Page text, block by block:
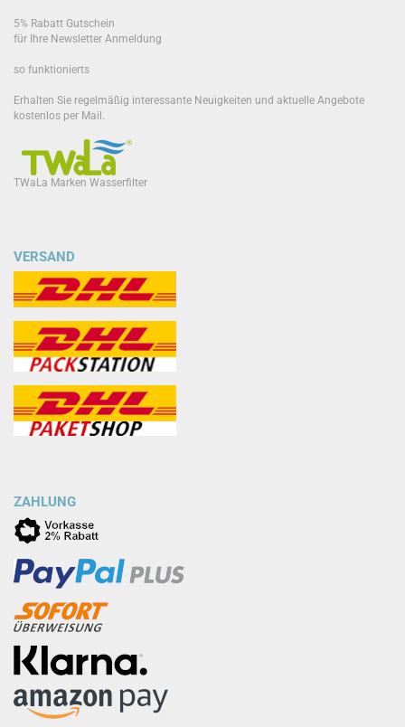
5% Rabatt Gutschein
für Ihre Newsletter Anmeldung
so funktionierts
Erhalten Sie regelmäßig interessante Neuigkeiten und aktuelle Angebote
kostenlos per Mail.
TWaLa Marken Wasserfilter
VERSAND
ZAHLUNG